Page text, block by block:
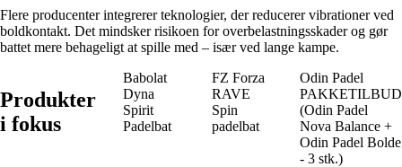
Flere producenter integrerer teknologier, der reducerer vibrationer ved
boldkontakt. Det mindsker risikoen for overbelastningsskader og gør
battet mere behageligt at spille med – især ved lange kampe.
Produkter
i fokus
Babolat
Dyna
Spirit
Padelbat
FZ Forza
RAVE
Spin
padelbat
Odin Padel
PAKKETILBUD
(Odin Padel
Nova Balance +
Odin Padel Bolde
- 3 stk.)